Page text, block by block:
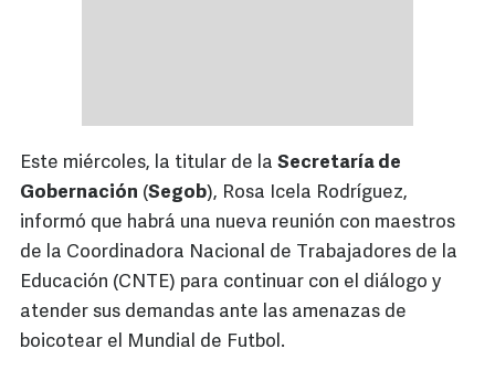
Este miércoles, la titular de la Secretaría de
Gobernación (Segob), Rosa Icela Rodríguez,
informó que habrá una nueva reunión con maestros
de la Coordinadora Nacional de Trabajadores de la
Educación (CNTE) para continuar con el diálogo y
atender sus demandas ante las amenazas de
boicotear el Mundial de Futbol.